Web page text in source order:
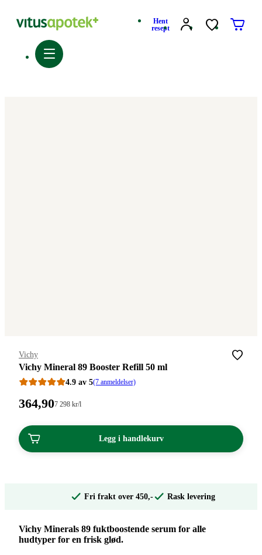
Hent
resept
Merke
Vichy
Vichy Mineral 89 Booster Refill 50 ml
4.9 av 5(7 anmeldelser)
Pris:
kroner.
364,90Stykkpris:
298,00/l
7 298 kr/l
Legg i handlekurv
Fri frakt over 450,- Rask levering
Vichy Minerals 89 fuktboostende serum for alle
hudtyper for en frisk glød.